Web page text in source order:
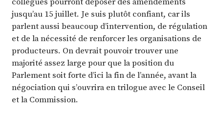
jusqu’au 15 juillet. Je suis plutôt confiant, car ils
parlent aussi beaucoup d’intervention, de régulation
et de la nécessité de renforcer les organisations de
producteurs. On devrait pouvoir trouver une
majorité assez large pour que la position du
Parlement soit forte d’ici la fin de l’année, avant la
négociation qui s’ouvrira en trilogue avec le Conseil
et la Commission.